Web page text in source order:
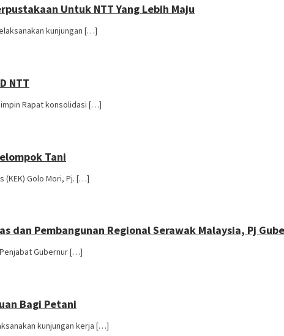
Untuk NTT Yang Lebih Maju
kunjungan […]
NTT
Rapat konsolidasi […]
Tani
(KEK) Golo Mori, Pj. […]
Pembangunan Regional Serawak Malaysia, Pj
Penjabat Gubernur […]
Bagi Petani
kunjungan kerja […]